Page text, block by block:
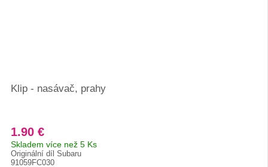
Klip - nasávač, prahy
1.90 €
Skladem více než 5 Ks
Originální díl Subaru
91059FC030